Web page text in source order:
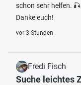
schon sehr helfen. 🎣
Danke euch!
vor 3 Stunden
Fredi Fisch
Suche leichtes